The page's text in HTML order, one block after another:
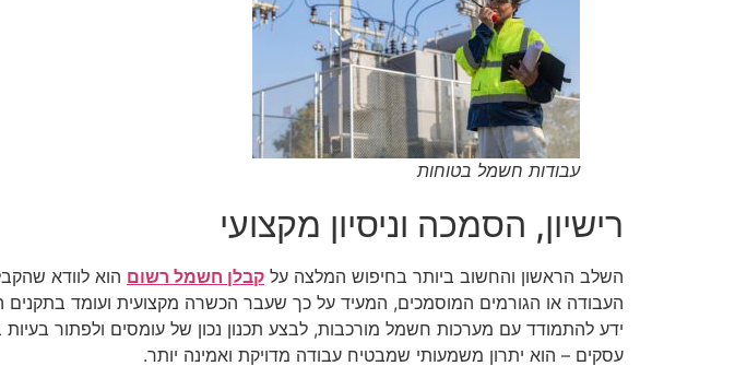
עבודות חשמל בטוחות
רישיון, הסמכה וניסיון מקצועי
השלב הראשון והחשוב ביותר בחיפוש המלצה על קבלן חשמל רשום הוא לוודא
העבודה או הגורמים המוסמכים, המעיד על כך שעבר הכשרה מקצועית ועומד
ידע להתמודד עם מערכות חשמל מורכבות, לבצע תכנון נכון של עומסים ולפתור בעיות
עסקים – הוא יתרון משמעותי שמבטיח עבודה מדויקת ואמינה יותר.